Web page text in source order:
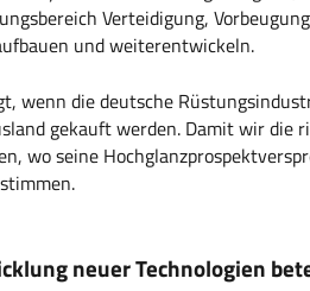
Verteidigung,
und weiterentwickeln.
wenn die deutsche
gekauft werden. Damit wir die
wo seine
neuer Technologien